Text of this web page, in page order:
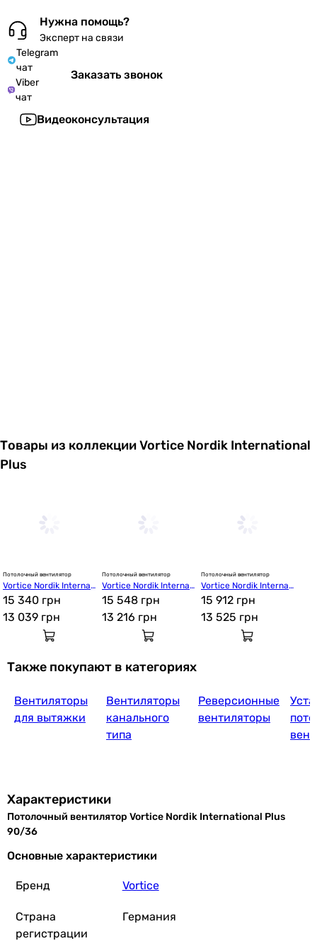
Нужна помощь?
Эксперт на связи
Telegram
чат
Viber
чат
Заказать звонок
Видеоконсультация
Товары из коллекции Vortice Nordik International
Plus
Потолочный вентилятор
Vortice Nordik Internati
onal Plus 120/48
15 340 грн
13 039 грн
Потолочный вентилятор
Vortice Nordik Internati
onal Plus 140/56
15 548 грн
13 216 грн
Потолочный вентилятор
Vortice Nordik Internati
onal Plus 160/60
15 912 грн
13 525 грн
Также покупают в категориях
Вентиляторы
для вытяжки
Вентиляторы
канального
типа
Реверсионные
вентиляторы
Характеристики
Потолочный вентилятор Vortice Nordik International Plus
90/36
Основные характеристики
Бренд Vortice
Страна
регистрации
Германия